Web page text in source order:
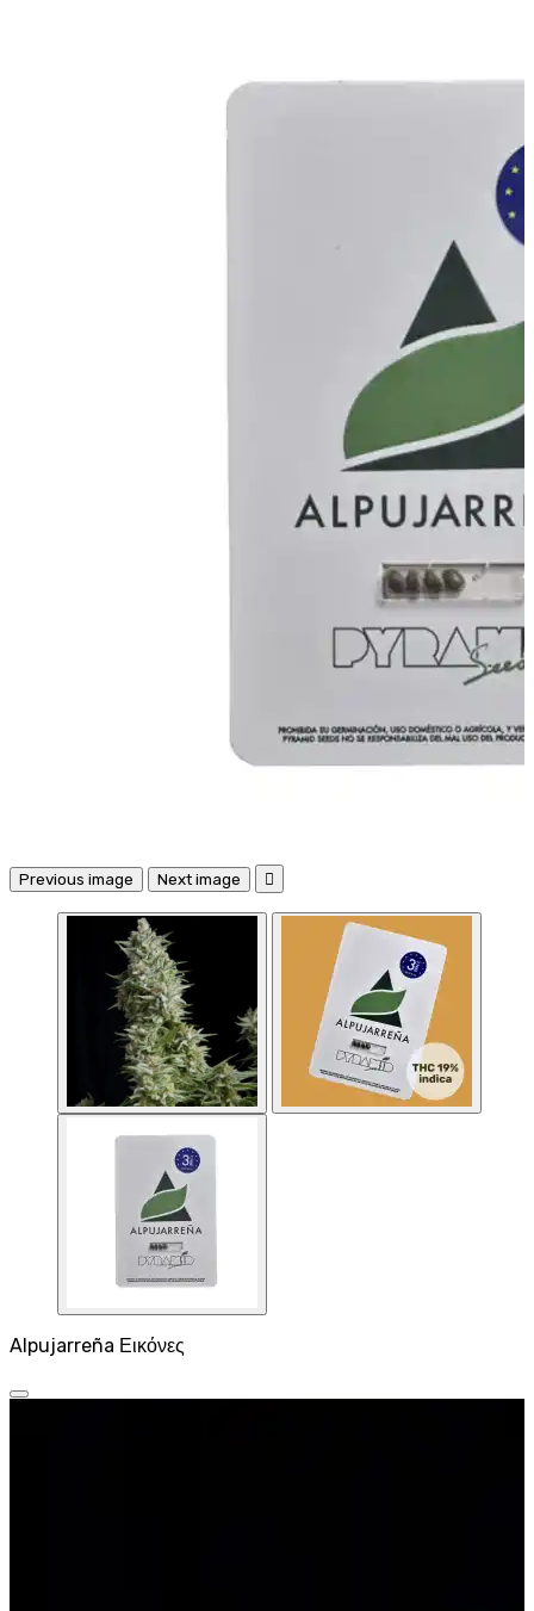
Previous image Next image 
Alpujarreña Εικόνες